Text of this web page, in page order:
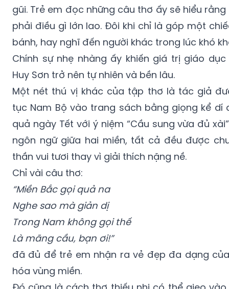
gũi. Trẻ em đọc những câu thơ ấy sẽ hiểu
phải điều gì lớn lao. Đôi khi chỉ là góp một
bánh, hay nghĩ đến người khác trong lúc khó
Chính sự nhẹ nhàng ấy khiến giá trị giáo
Huy Sơn trở nên tự nhiên và bền lâu.
Một nét thú vị khác của tập thơ là tác giả
tục Nam Bộ vào trang sách bằng giọng kể dí
quả ngày Tết với ý niệm “Cầu sung vừa đủ
ngôn ngữ giữa hai miền, tất cả đều được
thần vui tươi thay vì giải thích nặng nề.
Chỉ vài câu thơ:
“Miền Bắc gọi quả na
Nghe sao mà giản dị
Trong Nam không gọi thế
Là mãng cầu, bạn ơi!”
đã đủ để trẻ em nhận ra vẻ đẹp đa dạng
hóa vùng miền.